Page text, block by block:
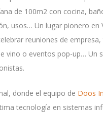
de 100m2 con cocina,
usos… Un lugar pionero
reuniones de
vino o eventos pop-up… Un
donde el equipo de Doos
tecnología en sistemas